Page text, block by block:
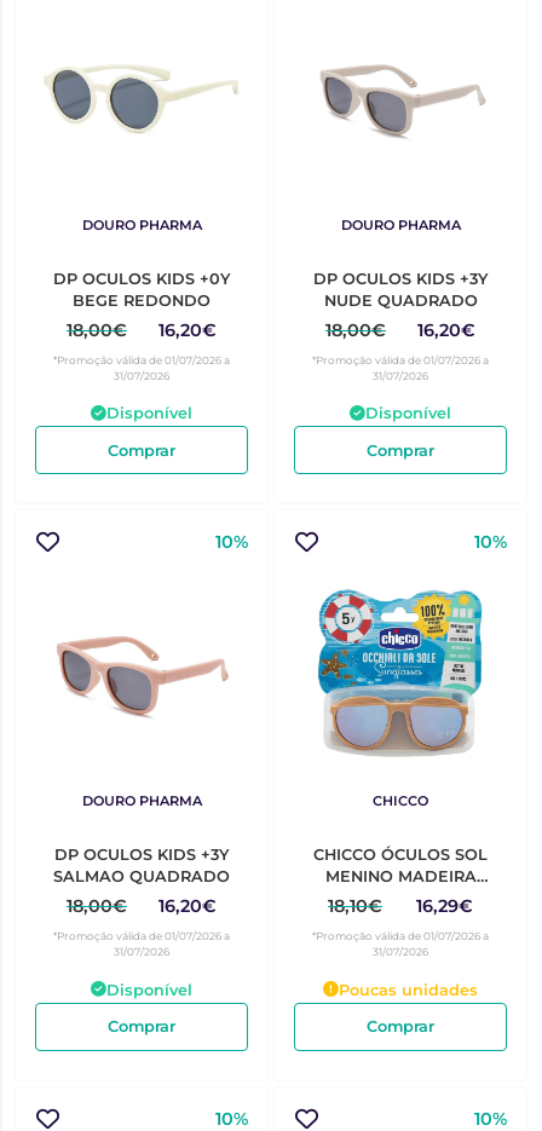
DOURO PHARMA
DP OCULOS KIDS +0Y
BEGE REDONDO
18,00€ 16,20€
*Promoção válida de 01/07/2026 a
31/07/2026
Disponível
Comprar
DOURO PHARMA
DP OCULOS KIDS +3Y
NUDE QUADRADO
18,00€ 16,20€
*Promoção válida de 01/07/2026 a
31/07/2026
Disponível
Comprar
10%
DOURO PHARMA
DP OCULOS KIDS +3Y
SALMAO QUADRADO
18,00€ 16,20€
*Promoção válida de 01/07/2026 a
31/07/2026
Disponível
Comprar
10%
CHICCO
CHICCO ÓCULOS SOL
MENINO MADEIRA
LENTES AZUIS 5ANOS+
18,10€ 16,29€
*Promoção válida de 01/07/2026 a
31/07/2026
Poucas unidades
Comprar
10% 10%